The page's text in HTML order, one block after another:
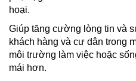
hoại.
Giúp tăng cường lòng tin và
khách hàng và cư dân trong
môi trường làm việc hoặc
mái hơn.